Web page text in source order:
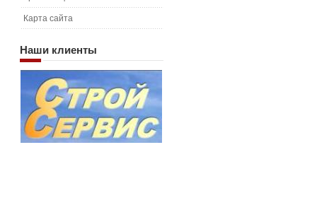
Карта сайта
Наши клиенты